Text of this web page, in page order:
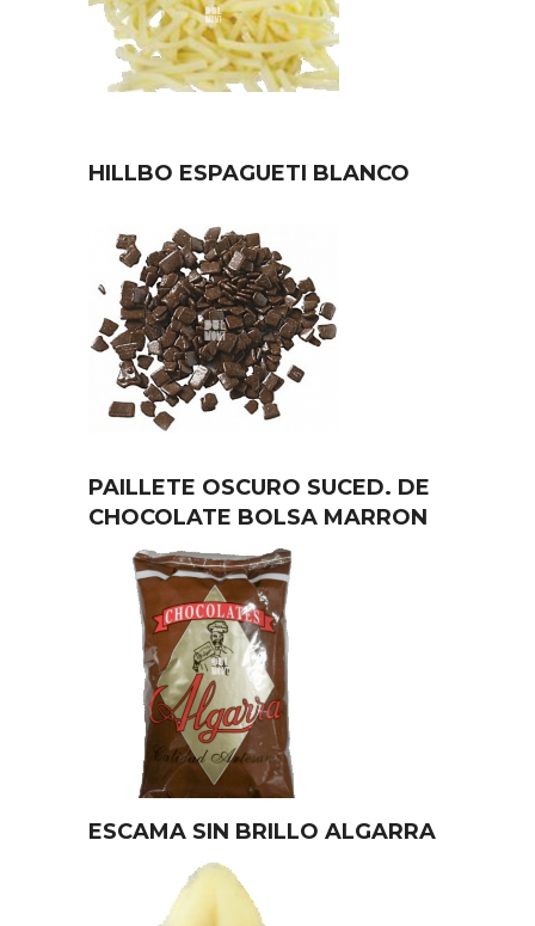
HILLBO ESPAGUETI BLANCO
PAILLETE OSCURO SUCED. DE
CHOCOLATE BOLSA MARRON
ESCAMA SIN BRILLO ALGARRA